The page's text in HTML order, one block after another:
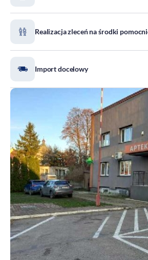
Realizacja zleceń na środki
Import docelowy